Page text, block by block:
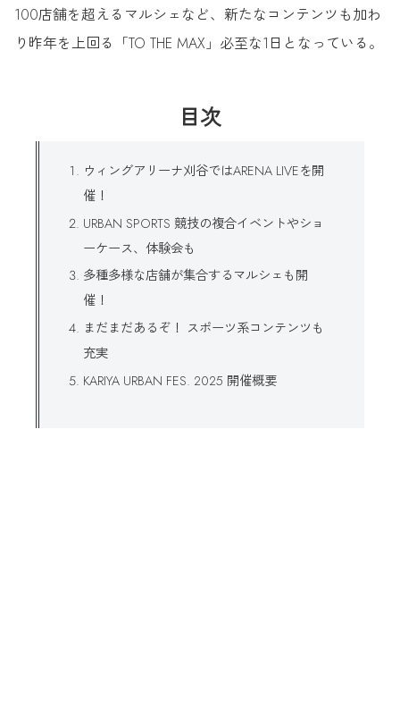
100店舗を超えるマルシェなど、新たなコンテンツも加わ
り昨年を上回る「TO THE MAX」必至な1日となっている。
目次
ウィングアリーナ刈谷ではARENA LIVEを開
催！
URBAN SPORTS 競技の複合イベントやショ
ーケース、体験会も
多種多様な店舗が集合するマルシェも開
催！
まだまだあるぞ！ スポーツ系コンテンツも
充実
KARIYA URBAN FES. 2025 開催概要